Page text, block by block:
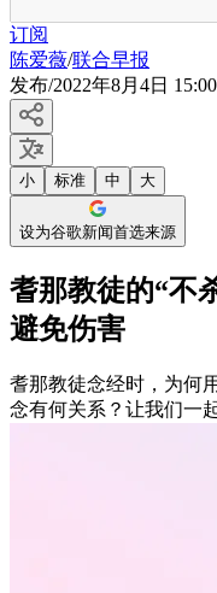
订阅
陈爱薇/联合早报
发布/2022年8月4日 15:00
小 标准 中 大
设为谷歌新闻首选来源
耆那教徒的“不
避免伤害
耆那教徒念经时，为何
念有何关系？让我们一